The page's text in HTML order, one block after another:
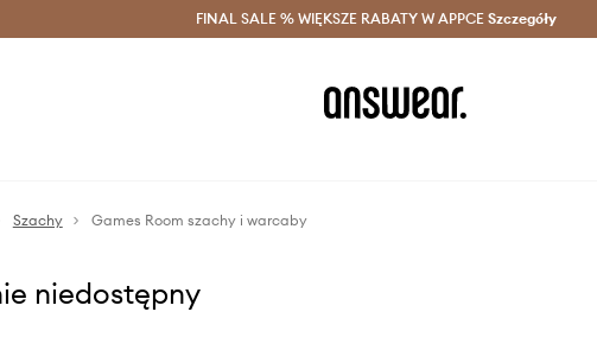
Oszczędzaj z Answear Club > Dostawa nawet w 24h >
FINAL SALE % WIĘKSZE RABATY W APPCE Szczegóły
Szachy Games Room szachy i warcaby
niedostępny